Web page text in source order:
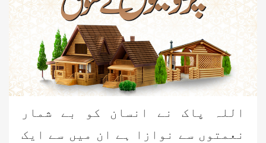
اللہ پاک نے انسان کو بے شمار
نعمتوں سے نوازا ہے ان میں سے ایک